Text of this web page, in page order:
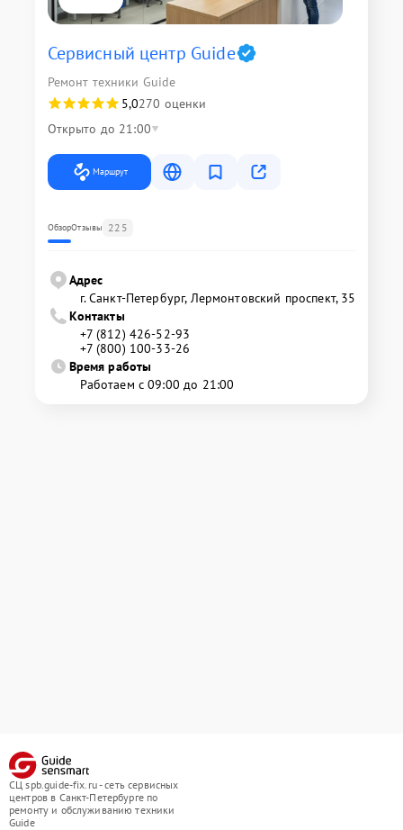
Сервисный центр Guide
Ремонт техники Guide
5,0270 оценки
Открыто до 21:00
Маршрут
ОбзорОтзывы 225
Адрес
г. Санкт-Петербург, Лермонтовский проспект, 35
Контакты
+7 (812) 426-52-93
+7 (800) 100-33-26
Время работы
Работаем с 09:00 до 21:00
СЦ spb.guide-fix.ru - сеть сервисных
центров в Санкт-Петербурге по
ремонту и обслуживанию техники
Guide